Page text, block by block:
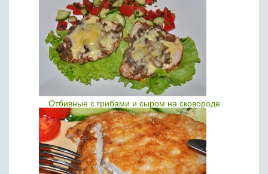
Отбивные с грибами и сыром на сковороде